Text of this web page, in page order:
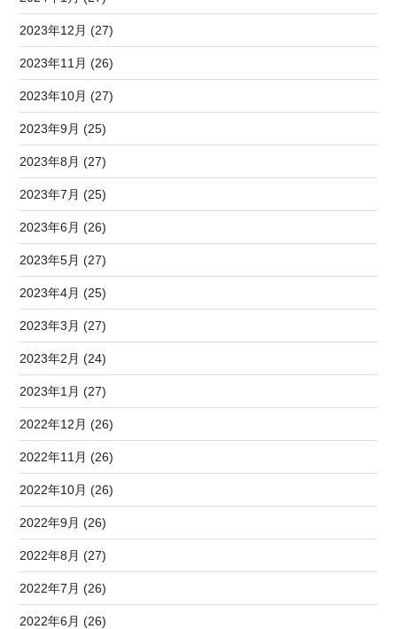
2023年12月 (27)
2023年11月 (26)
2023年10月 (27)
2023年9月 (25)
2023年8月 (27)
2023年7月 (25)
2023年6月 (26)
2023年5月 (27)
2023年4月 (25)
2023年3月 (27)
2023年2月 (24)
2023年1月 (27)
2022年12月 (26)
2022年11月 (26)
2022年10月 (26)
2022年9月 (26)
2022年8月 (27)
2022年7月 (26)
2022年6月 (26)